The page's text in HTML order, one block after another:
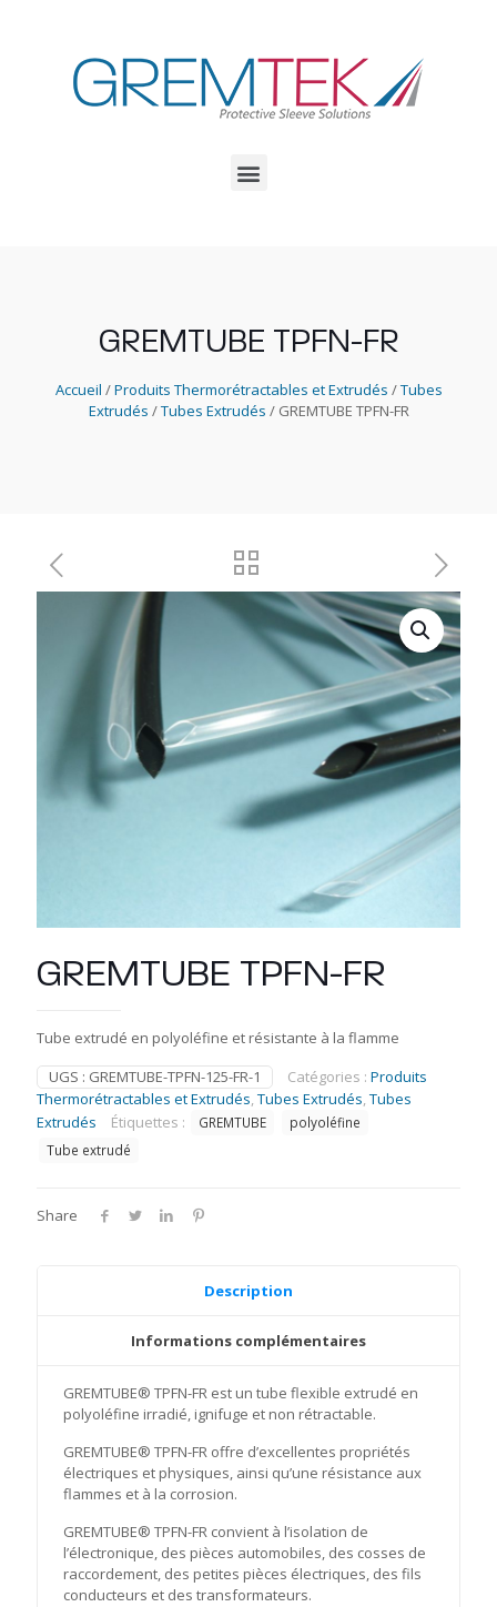
GREMTUBE TPFN-FR
Accueil /Produits Thermorétractables et Extrudés /Tubes
Extrudés /Tubes Extrudés / GREMTUBE TPFN-FR
GREMTUBE TPFN-FR
Tube extrudé en polyoléfine et résistante à la flamme
UGS : GREMTUBE-TPFN-125-FR-1 Catégories : Produits
Thermorétractables et Extrudés,Tubes Extrudés,Tubes
Extrudés
Étiquettes : GREMTUBE
polyoléfine
Tube extrudé
Share
Description
Informations complémentaires
GREMTUBE® TPFN-FR est un tube flexible extrudé en
polyoléfine irradié, ignifuge et non rétractable.
GREMTUBE® TPFN-FR offre d’excellentes propriétés
électriques et physiques, ainsi qu’une résistance aux
flammes et à la corrosion.
GREMTUBE® TPFN-FR convient à l’isolation de
l’électronique, des pièces automobiles, des cosses de
raccordement, des petites pièces électriques, des fils
conducteurs et des transformateurs.